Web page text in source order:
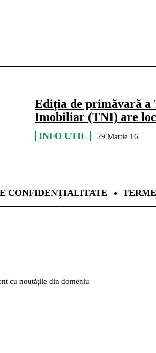
Ediția de primăvară a
Imobiliar (TNI) are
INFO UTIL 29 Martie 16
CONFIDENȚIALITATE
cu noutățile din domeniu